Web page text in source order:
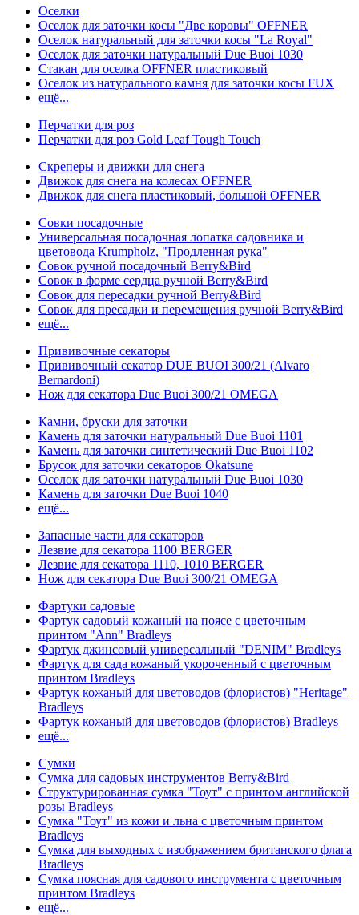
Оселки
Оселок для заточки косы "Две коровы" OFFNER
Оселок натуральный для заточки косы "La Royal"
Оселок для заточки натуральный Due Buoi 1030
Стакан для оселка OFFNER пластиковый
Оселок из натурального камня для заточки косы FUX
ещё...
Перчатки для роз
Перчатки для роз Gold Leaf Tough Touch
Скреперы и движки для снега
Движок для снега на колесах OFFNER
Движок для снега пластиковый, большой OFFNER
Совки посадочные
Универсальная посадочная лопатка садовника и
цветовода Krumpholz, "Продленная рука"
Совок ручной посадочный Berry&Bird
Совок в форме сердца ручной Berry&Bird
Совок для пересадки ручной Berry&Bird
Совок для пресадки и перемещения ручной Berry&Bird
ещё...
Прививочные секаторы
Прививочный секатор DUE BUOI 300/21 (Alvaro
Bernardoni)
Нож для секатора Due Buoi 300/21 OMEGA
Камни, бруски для заточки
Камень для заточки натуральный Due Buoi 1101
Камень для заточки синтетический Due Buoi 1102
Брусок для заточки секаторов Okatsune
Оселок для заточки натуральный Due Buoi 1030
Камень для заточки Due Buoi 1040
ещё...
Запасные части для секаторов
Лезвие для секатора 1100 BERGER
Лезвие для секатора 1110, 1010 BERGER
Нож для секатора Due Buoi 300/21 OMEGA
Фартуки садовые
Фартук садовый кожаный на поясе с цветочным
принтом "Ann" Bradleys
Фартук джинсовый универсальный "DENIM" Bradleys
Фартук для сада кожаный укороченный с цветочным
принтом Bradleys
Фартук кожаный для цветоводов (флористов) "Heritage"
Bradleys
Фартук кожаный для цветоводов (флористов) Bradleys
ещё...
Сумки
Сумка для садовых инструментов Berry&Bird
Структурированная сумка "Тоут" с принтом английской
розы Bradleys
Сумка "Тоут" из кожи и льна с цветочным принтом
Bradleys
Сумка для выходных с изображением британского флага
Bradleys
Сумка поясная для садового инструмента с цветочным
принтом Bradleys
ещё...